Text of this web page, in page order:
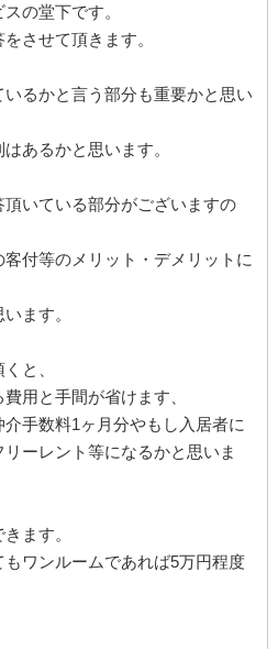
の堂下です。
させて頂きます。
るかと言う部分も重要かと思い
あるかと思います。
いている部分がございますの
付等のメリット・デメリットに
ます。
と、
用と手間が省けます、
手数料1ヶ月分やもし入居者に
ーレント等になるかと思いま
ます。
ワンルームであれば5万円程度